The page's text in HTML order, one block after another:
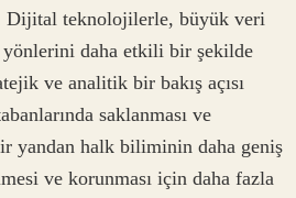
Dijital teknolojilerle, büyük veri
daha etkili bir şekilde
ve analitik bir bakış açısı
saklanması ve
yandan halk biliminin daha geniş
ve korunması için daha fazla